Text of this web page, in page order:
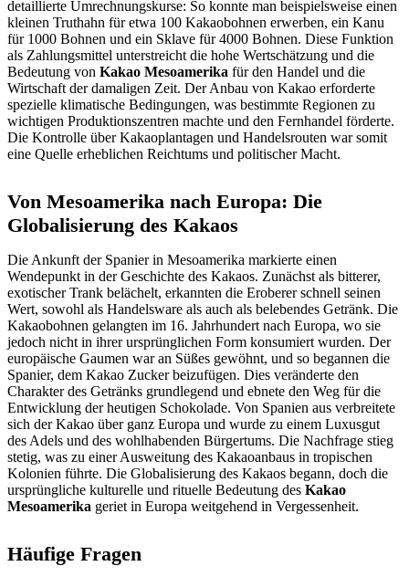
detaillierte Umrechnungskurse: So konnte man beispielsweise einen
kleinen Truthahn für etwa 100 Kakaobohnen erwerben, ein Kanu
für 1000 Bohnen und ein Sklave für 4000 Bohnen. Diese Funktion
als Zahlungsmittel unterstreicht die hohe Wertschätzung und die
Bedeutung von Kakao Mesoamerika für den Handel und die
Wirtschaft der damaligen Zeit. Der Anbau von Kakao erforderte
spezielle klimatische Bedingungen, was bestimmte Regionen zu
wichtigen Produktionszentren machte und den Fernhandel förderte.
Die Kontrolle über Kakaoplantagen und Handelsrouten war somit
eine Quelle erheblichen Reichtums und politischer Macht.
Von Mesoamerika nach Europa: Die
Globalisierung des Kakaos
Die Ankunft der Spanier in Mesoamerika markierte einen
Wendepunkt in der Geschichte des Kakaos. Zunächst als bitterer,
exotischer Trank belächelt, erkannten die Eroberer schnell seinen
Wert, sowohl als Handelsware als auch als belebendes Getränk. Die
Kakaobohnen gelangten im 16. Jahrhundert nach Europa, wo sie
jedoch nicht in ihrer ursprünglichen Form konsumiert wurden. Der
europäische Gaumen war an Süßes gewöhnt, und so begannen die
Spanier, dem Kakao Zucker beizufügen. Dies veränderte den
Charakter des Getränks grundlegend und ebnete den Weg für die
Entwicklung der heutigen Schokolade. Von Spanien aus verbreitete
sich der Kakao über ganz Europa und wurde zu einem Luxusgut
des Adels und des wohlhabenden Bürgertums. Die Nachfrage stieg
stetig, was zu einer Ausweitung des Kakaoanbaus in tropischen
Kolonien führte. Die Globalisierung des Kakaos begann, doch die
ursprüngliche kulturelle und rituelle Bedeutung des Kakao
Mesoamerika geriet in Europa weitgehend in Vergessenheit.
Häufige Fragen